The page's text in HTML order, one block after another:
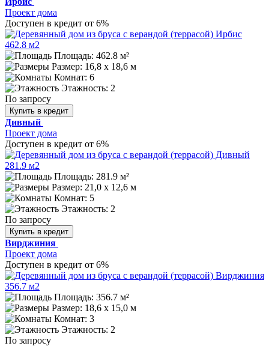
Проект дома
Доступен в кредит от 6%
Площадь: 462.8 м²
Размер: 16,8 х 18,6 м
Комнат: 6
Этажность: 2
По запросу
Купить в кредит
Дивный
Проект дома
Доступен в кредит от 6%
Площадь: 281.9 м²
Размер: 21,0 х 12,6 м
Комнат: 5
Этажность: 2
По запросу
Купить в кредит
Вирджиния
Проект дома
Доступен в кредит от 6%
Площадь: 356.7 м²
Размер: 18,6 х 15,0 м
Комнат: 3
Этажность: 2
По запросу